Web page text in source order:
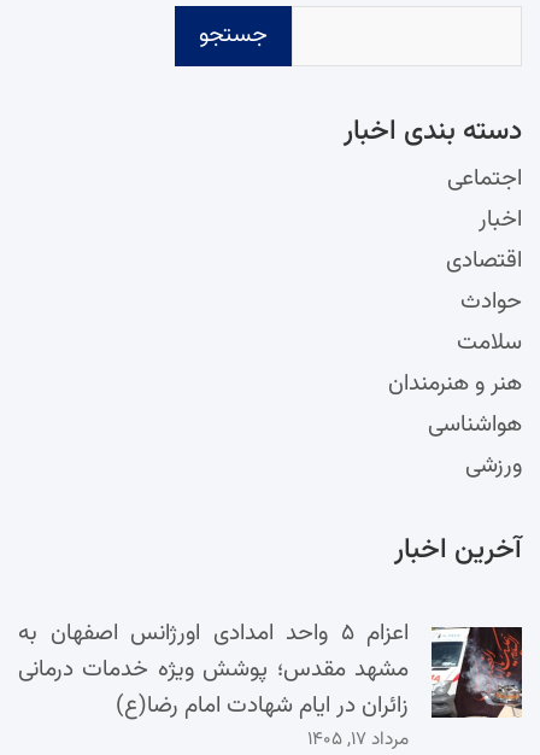
جستجو
دسته‌ بندی اخبار
اجتماعی
اخبار
اقتصادی
حوادث
سلامت
هنر و هنرمندان
هواشناسی
ورزشی
آخرین اخبار
اعزام ۵ واحد امدادی اورژانس اصفهان به
مشهد مقدس؛ پوشش ویژه خدمات درمانی
زائران در ایام شهادت امام رضا(ع)
مرداد ۱۷, ۱۴۰۵